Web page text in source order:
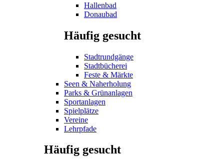
Hallenbad
Donaubad
Häufig gesucht
Stadtrundgänge
Stadtbücherei
Feste & Märkte
Seen & Naherholung
Parks & Grünanlagen
Sportanlagen
Spielplätze
Vereine
Lehrpfade
Häufig gesucht